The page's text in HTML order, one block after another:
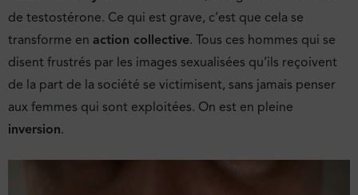
de testostérone. Ce qui est grave, c’est que cela se
transforme en action collective. Tous ces hommes qui se
disent frustrés par les images sexualisées qu’ils reçoivent
de la part de la société se victimisent, sans jamais penser
aux femmes qui sont exploitées. On est en pleine
inversion.